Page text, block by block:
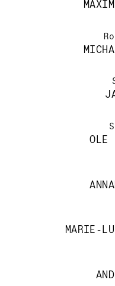
OLE
MARIE-